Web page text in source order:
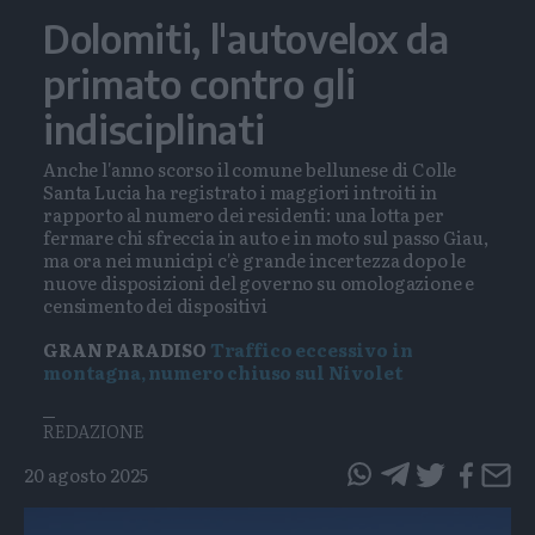
Dolomiti, l'autovelox da
primato contro gli
indisciplinati
Anche l'anno scorso il comune bellunese di Colle
Santa Lucia ha registrato i maggiori introiti in
rapporto al numero dei residenti: una lotta per
fermare chi sfreccia in auto e in moto sul passo Giau,
ma ora nei municipi c'è grande incertezza dopo le
nuove disposizioni del governo su omologazione e
censimento dei dispositivi
GRAN PARADISO Traffico eccessivo in
montagna, numero chiuso sul Nivolet
REDAZIONE
20 agosto 2025
questoquesto